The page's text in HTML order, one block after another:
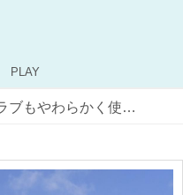
PLAY
腕もクラブもやわらかく使う！ 崎山武志の「竹笹ドリル」